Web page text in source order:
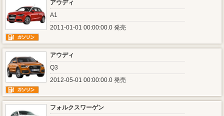
アウディ
A1
2011-01-01 00:00:00.0 発売
アウディ
Q3
2012-05-01 00:00:00.0 発売
フォルクスワーゲン